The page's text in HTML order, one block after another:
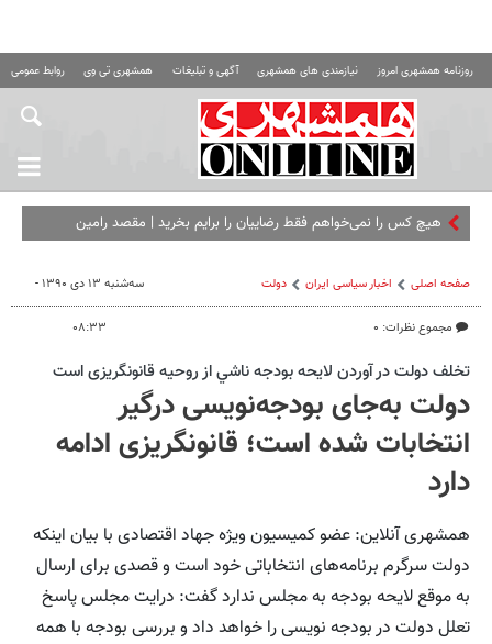
روزنامه همشهری امروز نیازمندی های همشهری آگهی و تبلیغات همشهری تی وی روابط عمومی
هیچ کس را نمی‌خواهم فقط رضاییان را برایم بخرید | مقصد رامین
صفحه اصلی اخبار سیاسی ایران دولت
مجموع نظرات: ۰
سه‌شنبه ۱۳ دی ۱۳۹۰ -
۰۸:۳۳
تخلف دولت در آوردن لايحه بودجه ناشي از روحیه قانونگریزی است
دولت به‌جای بودجه‌نویسی درگیر
انتخابات شده است؛ قانونگریزی ادامه
دارد
همشهری آنلاین: عضو کمیسیون ویژه جهاد اقتصادی با بیان اینکه
دولت سرگرم برنامه‌های انتخاباتی خود است و قصدی برای ارسال
به موقع لایحه بودجه به مجلس ندارد گفت: درایت مجلس پاسخ
تعلل دولت در بودجه نویسی را خواهد داد و بررسی بودجه با همه